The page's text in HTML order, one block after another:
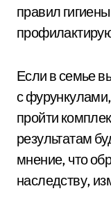
правил
Если в семье
с
пройти
результатам
мнение, что
наследству,